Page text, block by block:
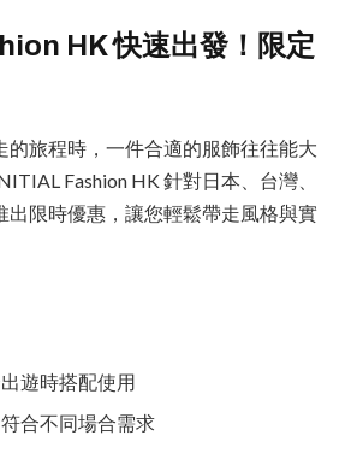
HK 快速出發！限定
的旅程時，一件合適的服飾往往能大
Fashion HK 針對日本、台灣、
出限時優惠，讓您輕鬆帶走風格與實
遊時搭配使用
合不同場合需求